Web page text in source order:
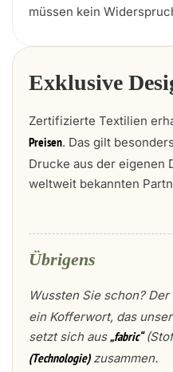
müssen kein
Exklusive
Zertifizierte Textilien
Preisen. Das gilt
Drucke aus der eigenen
weltweit bekannten
Übrigens
Wussten Sie schon?
ein Kofferwort, das
setzt sich aus„fabric“
(Technologie)zusammen.